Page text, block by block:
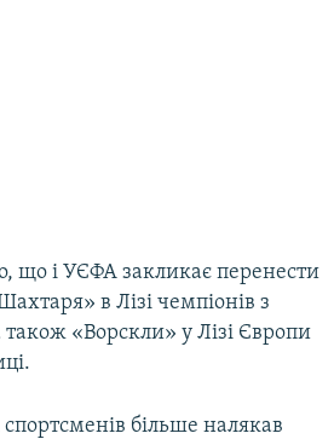
що і УЄФА закликає перенести
в Лізі чемпіонів з
«Ворскли» у Лізі Європи
більше налякав